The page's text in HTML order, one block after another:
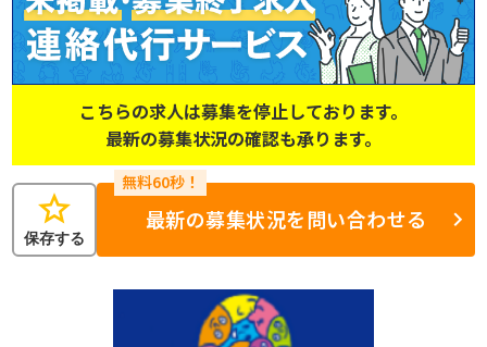
こちらの求人は募集を停止しております。
最新の募集状況の確認も承ります。
star
保存する
最新の募集状況を問い合わせる